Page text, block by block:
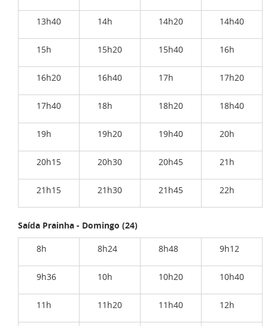
13h40 14h 14h20 14h40
15h 15h20 15h40 16h
16h20 16h40 17h 17h20
17h40 18h 18h20 18h40
19h 19h20 19h40 20h
20h15 20h30 20h45 21h
21h15 21h30 21h45 22h
Saída Prainha - Domingo (24)
8h 8h24 8h48 9h12
9h36 10h 10h20 10h40
11h 11h20 11h40 12h